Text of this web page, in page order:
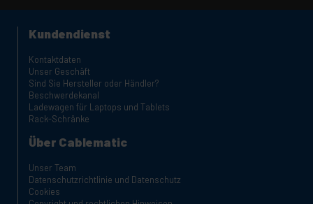
Kundendienst
Kontaktdaten
Unser Geschäft
Sind Sie Hersteller oder Händler?
Beschwerdekanal
Ladewagen für Laptops und Tablets
Rack-Schränke
Über Cablematic
Unser Team
Datenschutzrichtlinie und Datenschutz
Cookies